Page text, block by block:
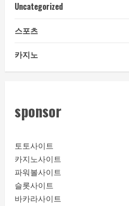
Uncategorized
스포츠
카지노
sponsor
토토사이트
카지노사이트
파워볼사이트
슬롯사이트
바카라사이트